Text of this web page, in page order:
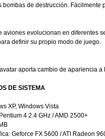
bombas de destrucción.
aviones evolucionan en diferentes
definir su propio modo de juego.
aporta cambio de apariencia
DE SISTEMA
XP, Windows Vista
4 2.4 GHz / AMD 2500+
Geforce FX 5600 / ATI Radeon